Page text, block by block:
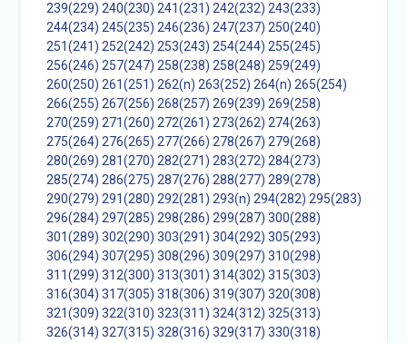
239(229) 240(230) 241(231) 242(232) 243(233)
244(234) 245(235) 246(236) 247(237) 250(240)
251(241) 252(242) 253(243) 254(244) 255(245)
256(246) 257(247) 258(238) 258(248) 259(249)
260(250) 261(251) 262(n) 263(252) 264(n) 265(254)
266(255) 267(256) 268(257) 269(239) 269(258)
270(259) 271(260) 272(261) 273(262) 274(263)
275(264) 276(265) 277(266) 278(267) 279(268)
280(269) 281(270) 282(271) 283(272) 284(273)
285(274) 286(275) 287(276) 288(277) 289(278)
290(279) 291(280) 292(281) 293(n) 294(282) 295(283)
296(284) 297(285) 298(286) 299(287) 300(288)
301(289) 302(290) 303(291) 304(292) 305(293)
306(294) 307(295) 308(296) 309(297) 310(298)
311(299) 312(300) 313(301) 314(302) 315(303)
316(304) 317(305) 318(306) 319(307) 320(308)
321(309) 322(310) 323(311) 324(312) 325(313)
326(314) 327(315) 328(316) 329(317) 330(318)